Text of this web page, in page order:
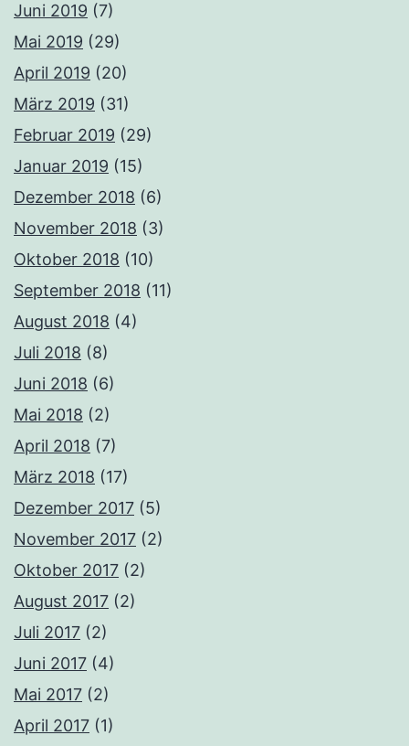
Juni 2019 (7)
Mai 2019 (29)
April 2019 (20)
März 2019 (31)
Februar 2019 (29)
Januar 2019 (15)
Dezember 2018 (6)
November 2018 (3)
Oktober 2018 (10)
September 2018 (11)
August 2018 (4)
Juli 2018 (8)
Juni 2018 (6)
Mai 2018 (2)
April 2018 (7)
März 2018 (17)
Dezember 2017 (5)
November 2017 (2)
Oktober 2017 (2)
August 2017 (2)
Juli 2017 (2)
Juni 2017 (4)
Mai 2017 (2)
April 2017 (1)